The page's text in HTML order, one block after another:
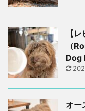
【
（
Dog
オー